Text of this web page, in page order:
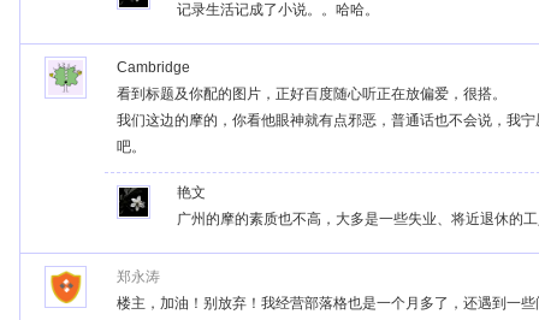
记录生活记成了小说。。哈哈。
Cambridge
看到标题及你配的图片，正好百度随心听正在放偏爱，很搭。
我们这边的摩的，你看他眼神就有点邪恶，普通话也不会说，我
吧。
艳文
广州的摩的素质也不高，大多是一些失业、将近退休的
郑永涛
楼主，加油！别放弃！我经营部落格也是一个月多了，还遇到一